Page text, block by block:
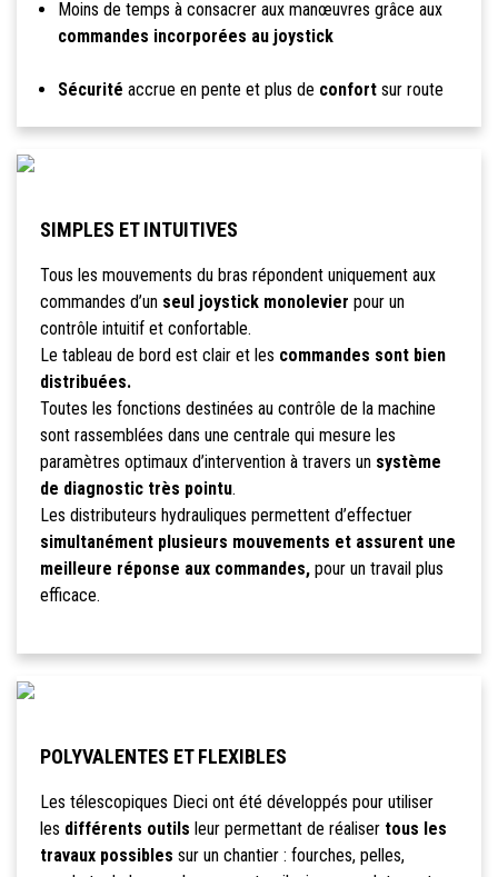
Moins de temps à consacrer aux manœuvres grâce aux
commandes incorporées au joystick
Sécurité accrue en pente et plus de confortsur route
SIMPLES ET INTUITIVES
Tous les mouvements du bras répondent uniquement aux
commandes d’un seul joystick monolevier pour un
contrôle intuitif et confortable.
Le tableau de bord est clair et les commandes sont bien
distribuées.
Toutes les fonctions destinées au contrôle de la machine
sont rassemblées dans une centrale qui mesure les
paramètres optimaux d’intervention à travers un système
de diagnostic très pointu.
Les distributeurs hydrauliques permettent d’effectuer
simultanément plusieurs mouvements et assurent une
meilleure réponse aux commandes,pour un travail plus
efficace.
POLYVALENTES ET FLEXIBLES
Les télescopiques Dieci ont été développés pour utiliser
les différents outils leur permettant de réaliser tous les
travaux possibles sur un chantier : fourches, pelles,